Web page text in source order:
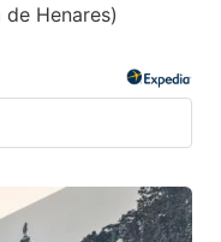
Henares)